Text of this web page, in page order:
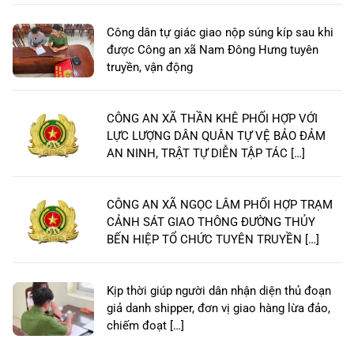
Công dân tự giác giao nộp súng kíp sau khi
được Công an xã Nam Đông Hưng tuyên
truyền, vận động
CÔNG AN XÃ THẦN KHÊ PHỐI HỢP VỚI
LỰC LƯỢNG DÂN QUÂN TỰ VỆ BẢO ĐẢM
AN NINH, TRẬT TỰ DIỄN TẬP TÁC […]
CÔNG AN XÃ NGỌC LÂM PHỐI HỢP TRẠM
CẢNH SÁT GIAO THÔNG ĐƯỜNG THỦY
BẾN HIỆP TỔ CHỨC TUYÊN TRUYỀN […]
Kịp thời giúp người dân nhận diện thủ đoạn
giả danh shipper, đơn vị giao hàng lừa đảo,
chiếm đoạt […]